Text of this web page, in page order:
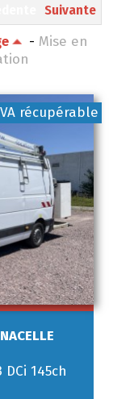
Suivante
- Mise en
récupérable
DCi 145ch